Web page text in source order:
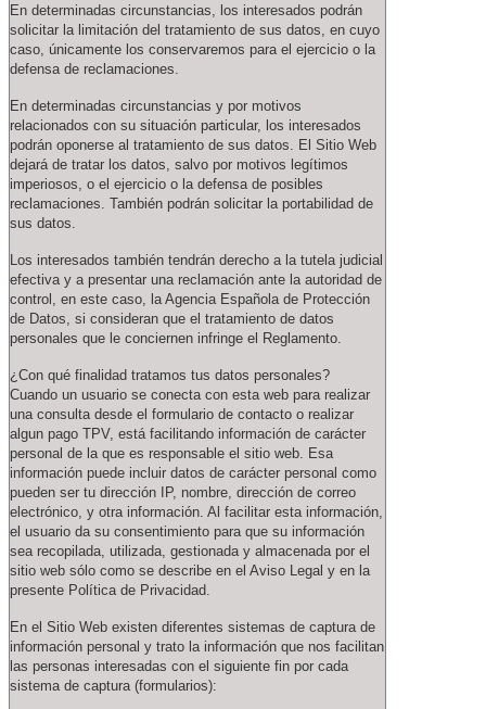
En determinadas circunstancias, los interesados podrán
solicitar la limitación del tratamiento de sus datos, en cuyo
caso, únicamente los conservaremos para el ejercicio o la
defensa de reclamaciones.
En determinadas circunstancias y por motivos
relacionados con su situación particular, los interesados
podrán oponerse al tratamiento de sus datos. El Sitio Web
dejará de tratar los datos, salvo por motivos legítimos
imperiosos, o el ejercicio o la defensa de posibles
reclamaciones. También podrán solicitar la portabilidad de
sus datos.
Los interesados también tendrán derecho a la tutela judicial
efectiva y a presentar una reclamación ante la autoridad de
control, en este caso, la Agencia Española de Protección
de Datos, si consideran que el tratamiento de datos
personales que le conciernen infringe el Reglamento.
¿Con qué finalidad tratamos tus datos personales?
Cuando un usuario se conecta con esta web para realizar
una consulta desde el formulario de contacto o realizar
algun pago TPV, está facilitando información de carácter
personal de la que es responsable el sitio web. Esa
información puede incluir datos de carácter personal como
pueden ser tu dirección IP, nombre, dirección de correo
electrónico, y otra información. Al facilitar esta información,
el usuario da su consentimiento para que su información
sea recopilada, utilizada, gestionada y almacenada por el
sitio web sólo como se describe en el Aviso Legal y en la
presente Política de Privacidad.
En el Sitio Web existen diferentes sistemas de captura de
información personal y trato la información que nos facilitan
las personas interesadas con el siguiente fin por cada
sistema de captura (formularios):